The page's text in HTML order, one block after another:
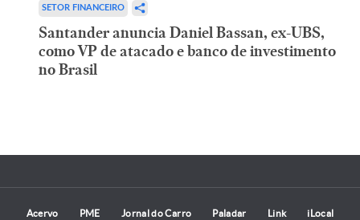
SETOR FINANCEIRO
Santander anuncia Daniel Bassan, ex-UBS,
como VP de atacado e banco de investimento
no Brasil
Acervo PME Jornal do Carro Paladar Link iLocal